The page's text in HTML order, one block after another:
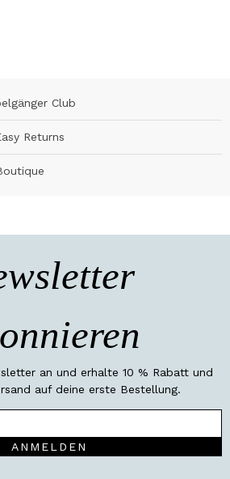
Club
Returns
an und erhalte 10 % Rabatt und
auf deine erste Bestellung.
ANMELDEN